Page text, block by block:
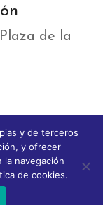
de la
y de terceros
y ofrecer
navegación
de cookies.